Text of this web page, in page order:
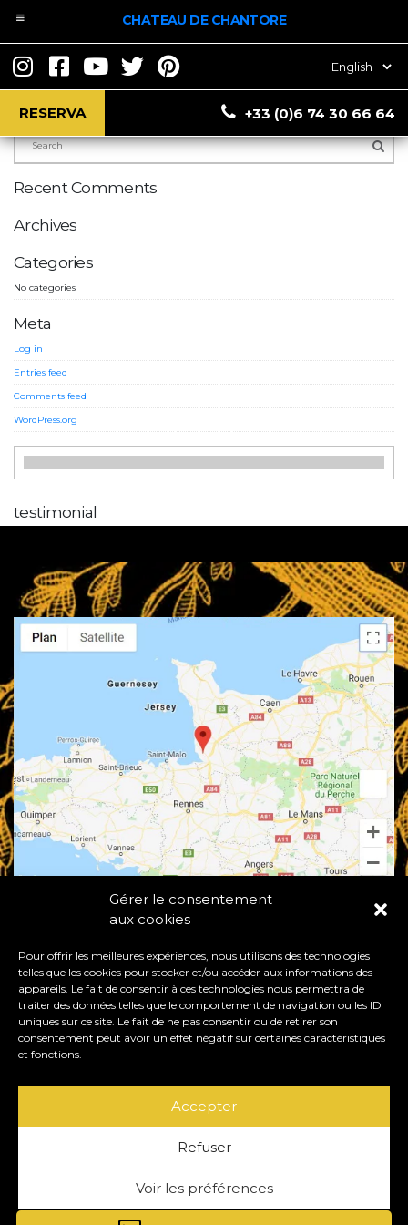
Gérer le consentement
aux cookies
Pour offrir les meilleures expériences, nous utilisons des technologies
telles que les cookies pour stocker et/ou accéder aux informations des
appareils. Le fait de consentir à ces technologies nous permettra de
traiter des données telles que le comportement de navigation ou les ID
uniques sur ce site. Le fait de ne pas consentir ou de retirer son
consentement peut avoir un effet négatif sur certaines caractéristiques
et fonctions.
Accepter
Refuser
Voir les préférences
CHATEAU DE CHANTORE
RESERVA +33 (0)6 74 30 66 64
Elegir
Search
Recent Comments
Archives
Categories
No categories
Meta
Log in
Entries feed
Comments feed
WordPress.org
testimonial
50530 BACILLY - FRANCE
contact@chateaudechantore.com
CONTACTAR NOTAS LEGALES PLANO DEL SITIO